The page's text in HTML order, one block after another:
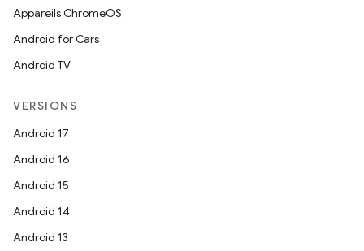
Appareils ChromeOS
Android for Cars
Android TV
VERSIONS
Android 17
Android 16
Android 15
Android 14
Android 13